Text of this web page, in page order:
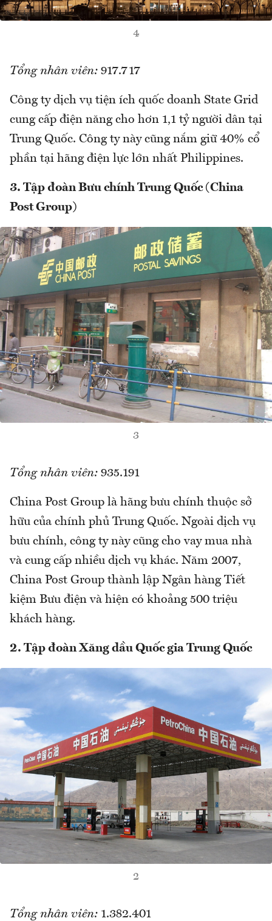
4
Tổng nhân viên: 917.717
Công ty dịch vụ tiện ích quốc doanh State Grid
cung cấp điện năng cho hơn 1,1 tỷ người dân tại
Trung Quốc. Công ty này cũng nắm giữ 40% cổ
phần tại hãng điện lực lớn nhất Philippines.
3. Tập đoàn Bưu chính Trung Quốc (China
Post Group)
3
Tổng nhân viên: 935.191
China Post Group là hãng bưu chính thuộc sở
hữu của chính phủ Trung Quốc. Ngoài dịch vụ
bưu chính, công ty này cũng cho vay mua nhà
và cung cấp nhiều dịch vụ khác. Năm 2007,
China Post Group thành lập Ngân hàng Tiết
kiệm Bưu điện và hiện có khoảng 500 triệu
khách hàng.
2. Tập đoàn Xăng dầu Quốc gia Trung Quốc
2
Tổng nhân viên: 1.382.401